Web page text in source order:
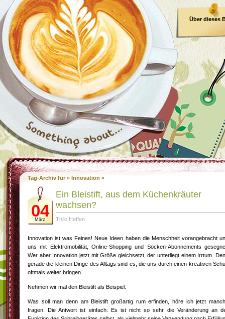
Über dieses
Tag-Archiv für » Innovation «
04
März
Ein Bleistift, aus dem Küchenkräuter
wachsen?
Thilo Heffen
Innovation ist was Feines! Neue Ideen haben die Menschheit vorangebracht
uns mit Elektromobilität, Online-Shopping und Socken-Abonnements
Wer aber Innovation jetzt mit Größe gleichsetzt, der unterliegt einem Irrtum.
gerade die kleinen Dinge des Alltags sind es, die uns durch einen kreativen
oftmals weiter bringen.
Nehmen wir mal den Bleistift als Beispiel.
Was soll man denn am Bleistift großartig rum erfinden, höre ich jetzt
fragen. Die Antwort ist einfach: Es ist nicht so sehr die Veränderung an